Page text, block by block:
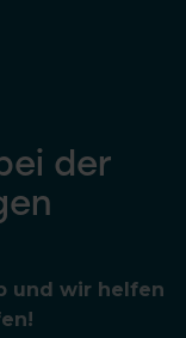
der
und wir helfen